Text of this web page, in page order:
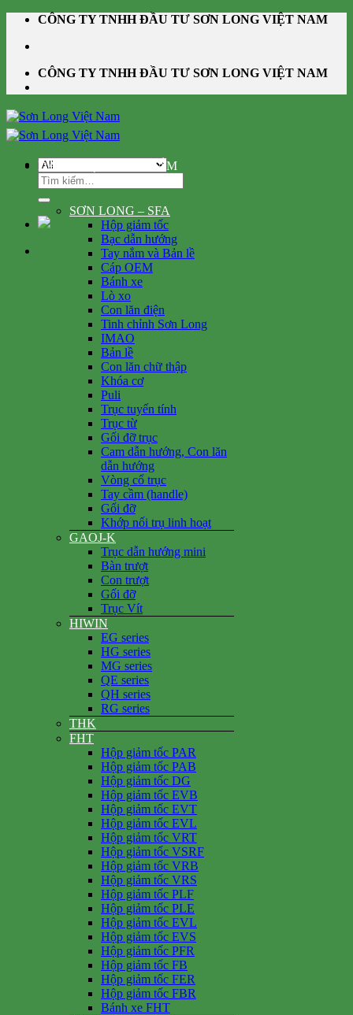
Skip
content
CÔNG TY TNHH ĐẦU TƯ SƠN LONG VIỆT NAM
CÔNG TY TNHH ĐẦU TƯ SƠN LONG VIỆT NAM
Tìm
kiếm:
DANH MỤC SẢN PHẨM
SƠN LONG – SFA
Hộp giảm tốc
Bạc dẫn hướng
Tay nắm và Bản lề
Cáp OEM
Bánh xe
Lò xo
Con lăn điện
Tinh chỉnh Sơn Long
IMAO
Bản lề
Con lăn chữ thập
Khóa cơ
Puli
Trục tuyến tính
Trục từ
Gối đỡ trục
Cam dẫn hướng, Con lăn
dẫn hướng
Vòng cổ trục
Tay cầm (handle)
Gối đỡ
Khớp nối trụ linh hoạt
GAOJ-K
Trục dẫn hướng mini
Bàn trượt
Con trượt
Gối đỡ
Trục Vít
HIWIN
EG series
HG series
MG series
QE series
QH series
RG series
THK
FHT
Hộp giảm tốc PAR
Hộp giảm tốc PAB
Hộp giảm tốc DG
Hộp giảm tốc EVB
Hộp giảm tốc EVT
Hộp giảm tốc EVL
Hộp giảm tốc VRT
Hộp giảm tốc VSRF
Hộp giảm tốc VRB
Hộp giảm tốc VRS
Hộp giảm tốc PLF
Hộp giảm tốc PLE
Hộp giảm tốc EVL
Hộp giảm tốc EVS
Hộp giảm tốc PFR
Hộp giảm tốc FB
Hộp giảm tốc FER
Hộp giảm tốc FBR
Bánh xe FHT